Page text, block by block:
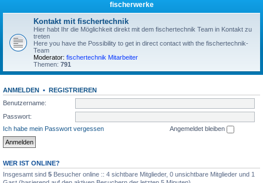
fischerwerke
Kontakt mit fischertechnik
Hier habt Ihr die Möglichkeit direkt mit dem fischertechnik Team in Kontakt zu
treten
Here you have the Possibility to get in direct contact with the fischertechnik-
Team
Moderator: fischertechnik Mitarbeiter
Themen: 791
ANMELDEN • REGISTRIEREN
Benutzername:
Passwort:
Ich habe mein Passwort vergessen
Angemeldet bleiben
WER IST ONLINE?
Insgesamt sind 5 Besucher online :: 4 sichtbare Mitglieder, 0 unsichtbare Mitglieder und 1